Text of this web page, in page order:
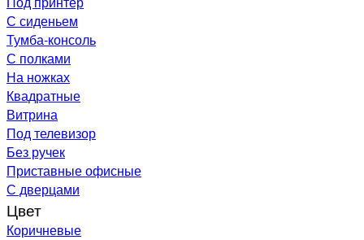
С сиденьем
Тумба-консоль
С полками
На ножках
Квадратные
Витрина
Под телевизор
Без ручек
Приставные офисные
С дверцами
Цвет
Коричневые